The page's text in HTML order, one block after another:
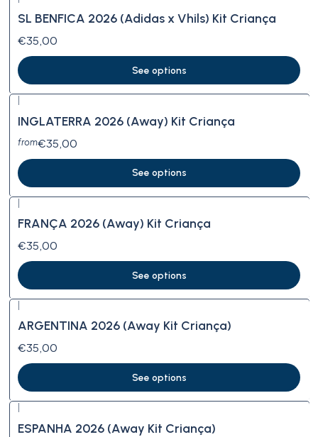
SL BENFICA 2026 (Adidas x Vhils) Kit Criança
€35,00
See options
INGLATERRA 2026 (Away) Kit Criança
from€35,00
See options
|
FRANÇA 2026 (Away) Kit Criança
€35,00
See options
ARGENTINA 2026 (Away Kit Criança)
€35,00
See options
ESPANHA 2026 (Away Kit Criança)